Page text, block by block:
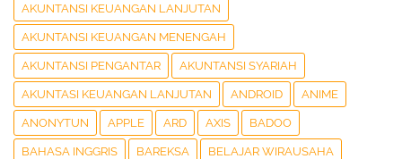
AKUNTANSI KEUANGAN LANJUTAN
AKUNTANSI KEUANGAN MENENGAH
AKUNTANSI PENGANTAR AKUNTANSI SYARIAH
AKUNTASI KEUANGAN LANJUTAN ANDROID ANIME
ANONYTUN APPLE ARD AXIS BADOO
BAHASA INGGRIS BAREKSA BELAJAR WIRAUSAHA